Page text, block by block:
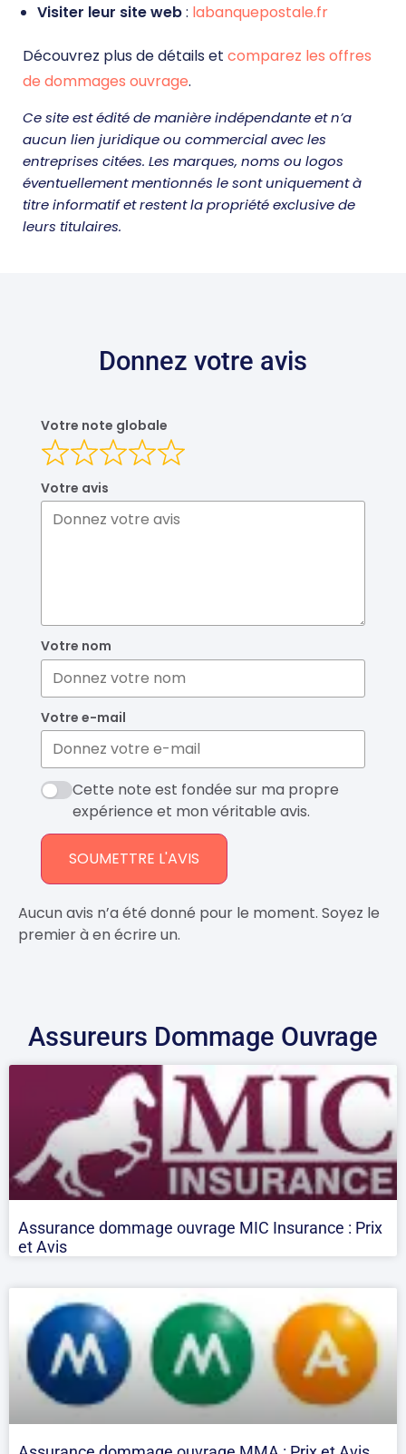
Visiter leur site web: labanquepostale.fr
Découvrez plus de détails et comparez les offres
de dommages ouvrage.
Ce site est édité de manière indépendante et n’a
aucun lien juridique ou commercial avec les
entreprises citées. Les marques, noms ou logos
éventuellement mentionnés le sont uniquement à
titre informatif et restent la propriété exclusive de
leurs titulaires.
Donnez votre avis
Votre note globale
Votre avis
Votre nom
Votre e-mail
Cette note est fondée sur ma propre
expérience et mon véritable avis.
SOUMETTRE L'AVIS
Aucun avis n’a été donné pour le moment. Soyez le
premier à en écrire un.
Assureurs Dommage Ouvrage
Assurance dommage ouvrage MIC Insurance : Prix
et Avis